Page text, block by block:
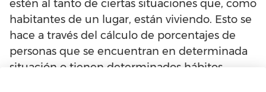
estén al tanto de ciertas situaciones que, como
habitantes de un lugar, están viviendo. Esto se
hace a través del cálculo de porcentajes de
personas que se encuentran en determinada
situación o tienen determinados hábitos,